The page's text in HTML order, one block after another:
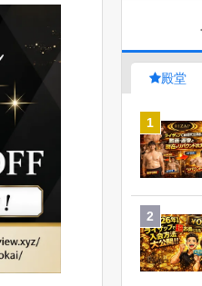
殿堂